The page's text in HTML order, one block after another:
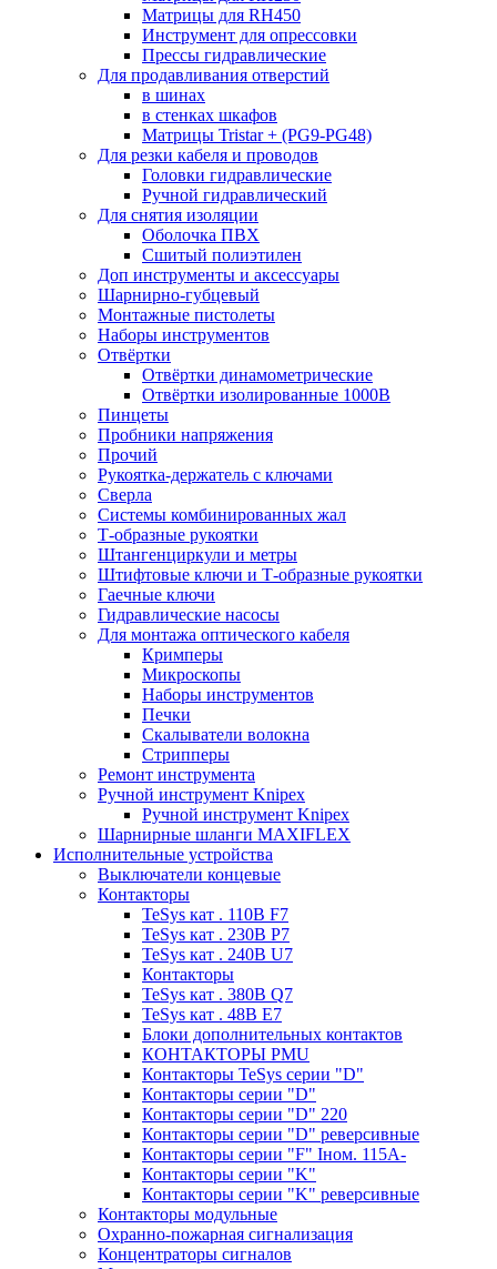
Матрицы для RH450
Инструмент для опрессовки
Прессы гидравлические
Для продавливания отверстий
в шинах
в стенках шкафов
Матрицы Tristar + (PG9-PG48)
Для резки кабеля и проводов
Головки гидравлические
Ручной гидравлический
Для снятия изоляции
Оболочка ПВХ
Сшитый полиэтилен
Доп инструменты и аксессуары
Шарнирно-губцевый
Монтажные пистолеты
Наборы инструментов
Отвёртки
Отвёртки динамометрические
Отвёртки изолированные 1000В
Пинцеты
Пробники напряжения
Прочий
Рукоятка-держатель с ключами
Сверла
Системы комбинированных жал
Т-образные рукоятки
Штангенциркули и метры
Штифтовые ключи и Т-образные рукоятки
Гаечные ключи
Гидравлические насосы
Для монтажа оптического кабеля
Кримперы
Микроскопы
Наборы инструментов
Печки
Скалыватели волокна
Стрипперы
Ремонт инструмента
Ручной инструмент Knipex
Ручной инструмент Knipex
Шарнирные шланги MAXIFLEX
Исполнительные устройства
Выключатели концевые
Контакторы
TeSys кат . 110В F7
TeSys кат . 230В P7
TeSys кат . 240В U7
Контакторы
TeSys кат . 380В Q7
TeSys кат . 48В E7
Блоки дополнительных контактов
КОНТАКТОРЫ PMU
Контакторы TeSys серии "D"
Контакторы серии "D"
Контакторы серии "D" 220
Контакторы серии "D" реверсивные
Контакторы серии "F" Iном. 115А-
Контакторы серии "K"
Контакторы серии "K" реверсивные
Контакторы модульные
Охранно-пожарная сигнализация
Концентраторы сигналов